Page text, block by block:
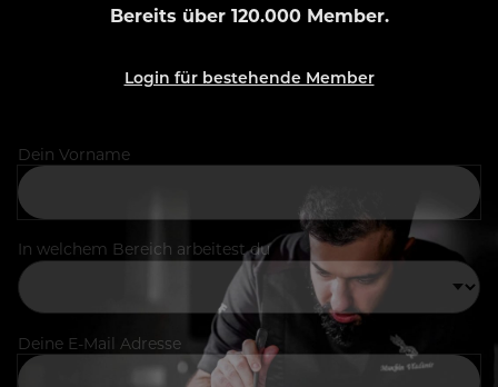
Bereits über 120.000 Member.
Login für bestehende Member
Dein Vorname
In welchem Bereich arbeitest du
Deine E-Mail Adresse